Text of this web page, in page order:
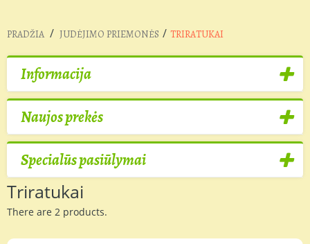
PRADŽIA / JUDĖJIMO PRIEMONĖS / TRIRATUKAI
Informacija
Naujos prekės
Specialūs pasiūlymai
Triratukai
There are 2 products.